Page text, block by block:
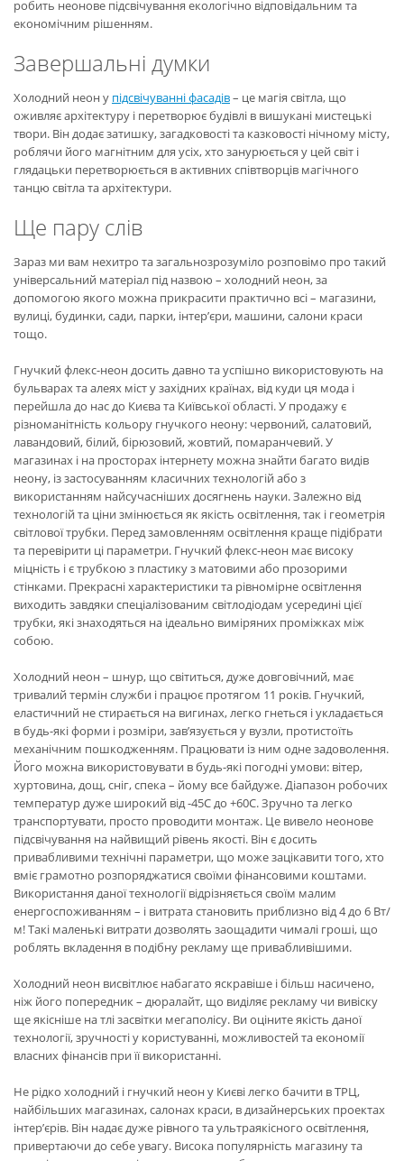
робить неонове підсвічування екологічно відповідальним та
економічним рішенням.
Завершальні думки
Холодний неон у підсвічуванні фасадів– це магія світла, що
оживляє архітектуру і перетворює будівлі в вишукані мистецькі
твори. Він додає затишку, загадковості та казковості нічному місту,
роблячи його магнітним для усіх, хто занурюється у цей світ і
глядацьки перетворюється в активних співтворців магічного
танцю світла та архітектури.
Ще пару слів
Зараз ми вам нехитро та загальнозрозуміло розповімо про такий
універсальний матеріал під назвою – холодний неон, за
допомогою якого можна прикрасити практично всі – магазини,
вулиці, будинки, сади, парки, інтер’єри, машини, салони краси
тощо.
Гнучкий флекс-неон досить давно та успішно використовують на
бульварах та алеях міст у західних країнах, від куди ця мода і
перейшла до нас до Києва та Київської області. У продажу є
різноманітність кольору гнучкого неону: червоний, салатовий,
лавандовий, білий, бірюзовий, жовтий, помаранчевий. У
магазинах і на просторах інтернету можна знайти багато видів
неону, із застосуванням класичних технологій або з
використанням найсучасніших досягнень науки. Залежно від
технологій та ціни змінюється як якість освітлення, так і геометрія
світлової трубки. Перед замовленням освітлення краще підібрати
та перевірити ці параметри. Гнучкий флекс-неон має високу
міцність і є трубкою з пластику з матовими або прозорими
стінками. Прекрасні характеристики та рівномірне освітлення
виходить завдяки спеціалізованим світлодіодам усередині цієї
трубки, які знаходяться на ідеально виміряних проміжках між
собою.
Холодний неон – шнур, що світиться, дуже довговічний, має
тривалий термін служби і працює протягом 11 років. Гнучкий,
еластичний не стирається на вигинах, легко гнеться і укладається
в будь-які форми і розміри, зав’язується у вузли, протистоїть
механічним пошкодженням. Працювати із ним одне задоволення.
Його можна використовувати в будь-які погодні умови: вітер,
хуртовина, дощ, сніг, спека – йому все байдуже. Діапазон робочих
температур дуже широкий від -45С до +60С. Зручно та легко
транспортувати, просто проводити монтаж. Це вивело неонове
підсвічування на найвищий рівень якості. Він є досить
привабливими технічні параметри, що може зацікавити того, хто
вміє грамотно розпоряджатися своїми фінансовими коштами.
Використання даної технології відрізняється своїм малим
енергоспоживанням – і витрата становить приблизно від 4 до 6 Вт/
м! Такі маленькі витрати дозволять заощадити чималі гроші, що
роблять вкладення в подібну рекламу ще привабливішими.
Холодний неон висвітлює набагато яскравіше і більш насичено,
ніж його попередник – дюралайт, що виділяє рекламу чи вивіску
ще якісніше на тлі засвітки мегаполісу. Ви оціните якість даної
технології, зручності у користуванні, можливостей та економії
власних фінансів при її використанні.
Не рідко холодний і гнучкий неон у Києві легко бачити в ТРЦ,
найбільших магазинах, салонах краси, в дизайнерських проектах
інтер’єрів. Він надає дуже рівного та ультраякісного освітлення,
привертаючи до себе увагу. Висока популярність магазину та